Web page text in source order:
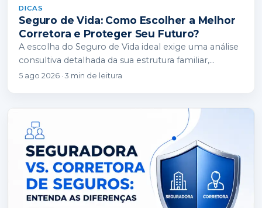
DICAS
Seguro de Vida: Como Escolher a Melhor
Corretora e Proteger Seu Futuro?
A escolha do Seguro de Vida ideal exige uma análise
consultiva detalhada da sua estrutura familiar,
financeira e patrimonial. Enquanto as seguradoras…
5 ago 2026 · 3 min de leitura